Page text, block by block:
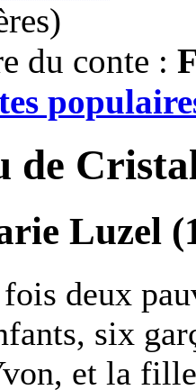
du conte :
de
Luzel
deux
six
et la